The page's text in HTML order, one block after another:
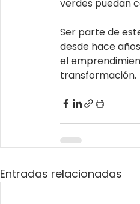
verdes puedan
Ser parte de
desde hace
el
transformación.
Entradas relacionadas